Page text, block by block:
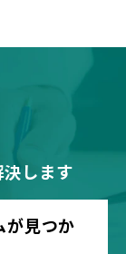
します
が見つか